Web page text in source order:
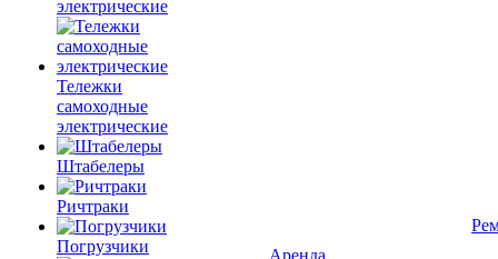
электрические
Тележки
самоходные
электрические
Штабелеры
Ричтраки
Погрузчики
Аренда